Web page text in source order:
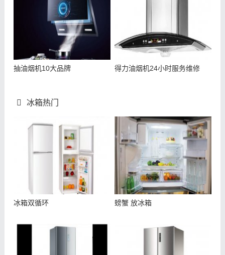
抽油烟机10大品牌 得力油烟机24小时服务维修
冰箱热门
冰箱双循环 螃蟹 放冰箱